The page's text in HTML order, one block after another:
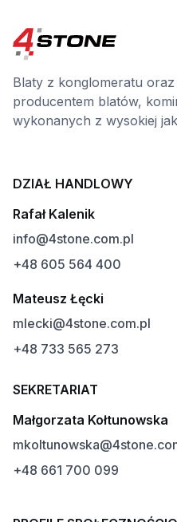
Blaty z konglomeratu
producentem blatów,
wykonanych z wysokiej
DZIAŁ HANDLOWY
Rafał Kalenik
info@4stone.com.pl
+48 605 564 400
Mateusz Łęcki
mlecki@4stone.com.pl
+48 733 565 273
SEKRETARIAT
Małgorzata Kołtunowska
+48 661 700 099